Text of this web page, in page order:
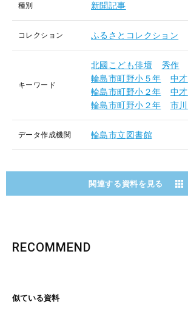
種別 新聞記事
コレクション ふるさとコレクション
キーワード
北國こども俳壇
秀作
輪島市町野小５年
中才
輪島市町野小２年
中才
輪島市町野小２年
市川
データ作成機関 輪島市立図書館
関連する資料を見る
RECOMMEND
似ている資料